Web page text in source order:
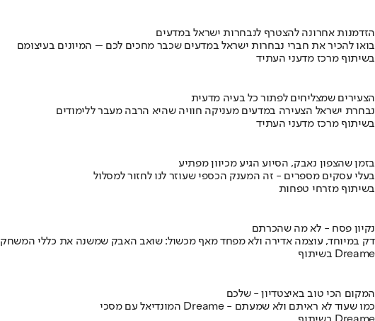
הזדמנות אחרונה להצטרף לנבחרות ישראל במדעים
בואו להכיר את חברי נבחרות ישראל במדעים שכבר מחכים לכם – המיונים בעיצומם
בשיתוף מרכז מדעני העתיד
הצעירים שמצליחים לפתור כל בעיה מדעית
נבחרת ישראל הצעירה במדעים מעניקה חוויה שהיא הרבה מעבר ללימודים
בשיתוף מרכז מדעני העתיד
בזמן שהצפון נאבק, הסיוע הגיע מכיוון מפתיע
בעלי עסקים מספרים - זה המענק הכספי שעוזר לנו לחזור למסלול
בשיתוף מזרחי טפחות
נקיון פסח - לא מה שהכרתם
דק במיוחד, עוצמה אדירה ולא מפחד מאף מכשול: שואב האבק שמשנה את כללי המשחק
בשיתוף Dreame
המקום הכי טוב באיצטדיון - שלכם
המונדיאל עם מסכי Dreame - כמו שעוד לא ראיתם ולא שמעתם